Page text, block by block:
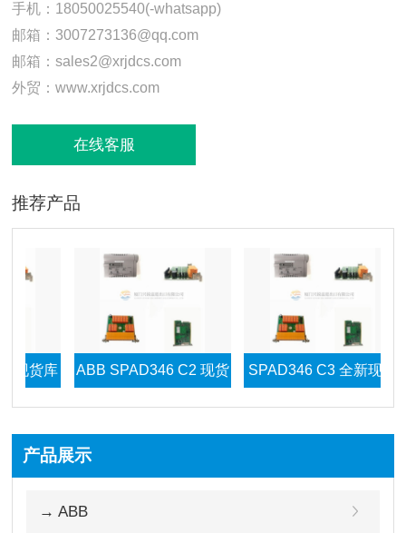
手机：18050025540(-whatsapp)
邮箱：3007273136@qq.com
邮箱：sales2@xrjdcs.com
外贸：www.xrjdcs.com
在线客服
推荐产品
ABB SPAD346 C2 现货
库存
SPAD346 C3 全新现货
产品展示
→ ABB